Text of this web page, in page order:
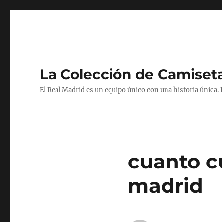
La Colección de
El Real Madrid es un equipo único con una historia
cuanto
madrid